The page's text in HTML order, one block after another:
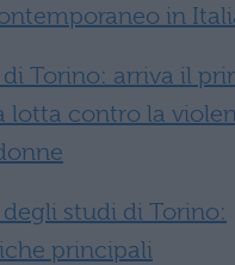
in
Torino: arriva il
lotta contro la
studi di Torino:
principali